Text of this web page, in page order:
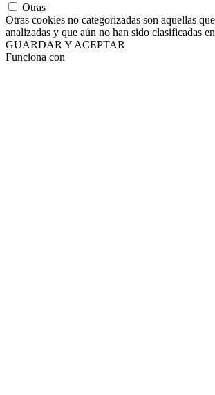
Otras
Otras cookies no categorizadas son aquellas
analizadas y que aún no han sido clasificadas
GUARDAR Y ACEPTAR
Funciona con